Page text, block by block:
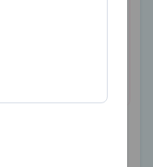
d'un nombre mixte